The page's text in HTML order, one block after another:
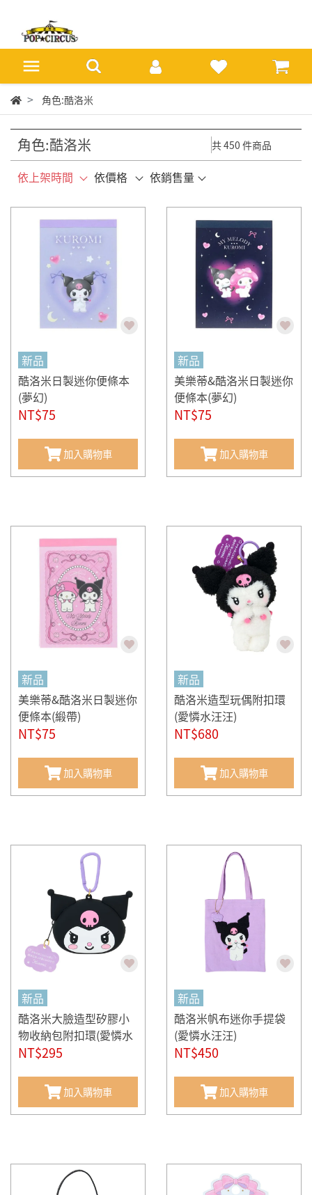
角色:酷洛米
角色:酷洛米 共 450 件商品
依上架時間 依價格 依銷售量
新品
酷洛米日製迷你便條本
(夢幻)
NT$75
加入購物車
新品
美樂蒂&酷洛米日製迷你
便條本(夢幻)
NT$75
加入購物車
新品
美樂蒂&酷洛米日製迷你
便條本(緞帶)
NT$75
加入購物車
新品
酷洛米造型玩偶附扣環
(愛憐水汪汪)
NT$680
加入購物車
新品
酷洛米大臉造型矽膠小
物收納包附扣環(愛憐水
汪汪)
NT$295
加入購物車
新品
酷洛米帆布迷你手提袋
(愛憐水汪汪)
NT$450
加入購物車